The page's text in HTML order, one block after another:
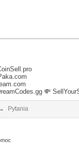
💸
Pytania